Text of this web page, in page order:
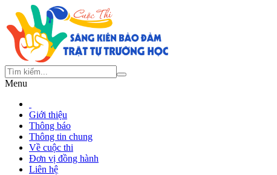
Menu
Giới thiệu
Thông báo
Thông tin chung
Về cuộc thi
Đơn vị đồng hành
Liên hệ